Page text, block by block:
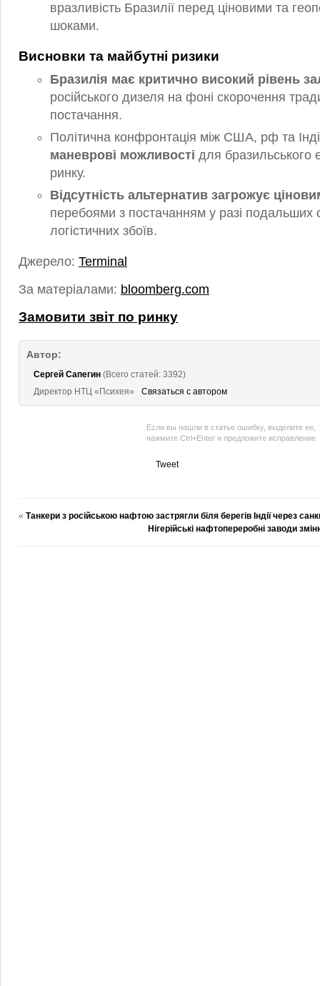
вразливість Бразилії перед ціновими та
шоками.
Висновки та майбутні ризики
Бразилія має критично високий рівень
російського дизеля на фоні скорочення
постачання.
Політична конфронтація між США, рф та
маневрові можливості для бразильського
ринку.
Відсутність альтернатив загрожує
перебоями з постачанням у разі подальших
логістичних збоїв.
Джерело: Terminal
За матеріалами: bloomberg.com
Замовити звіт по ринку
Автор:
Сергей Сапегин (Всего статей: 3392)
Директор НТЦ «Психея»
Связаться с автором
Если вы нашли в статье ошибку, выделите ее,
нажмите Ctrl+Enter и предложите исправление
Tweet
« Танкери з російською нафтою застрягли біля берегів Індії через
Нігерійські нафтопереробні заводи